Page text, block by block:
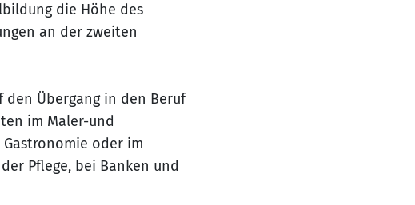
die Höhe des
an der zweiten
Übergang in den Beruf
im Maler-und
oder im
Pflege, bei Banken und